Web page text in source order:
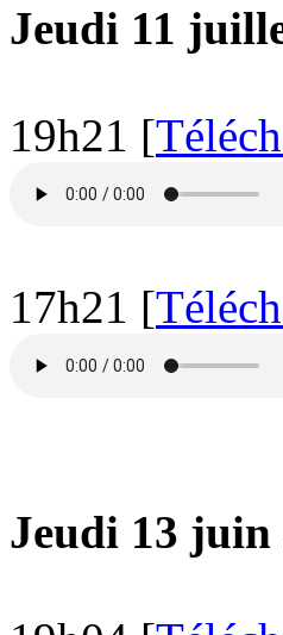
Jeudi 11
19h21 [
17h21 [
Jeudi 13 juin